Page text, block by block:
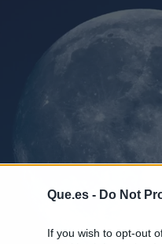
Que.es - Do Not
If you wish to opt-out